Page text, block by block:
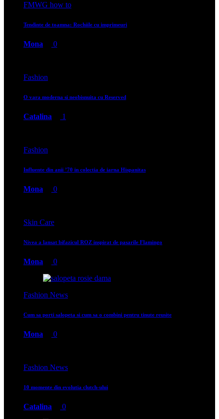
FMWG how to
Tendinte de toamna: Rochiile cu imprimeuri
Mona 0
Fashion
O vara moderna si neobisnuita cu Reserved
Catalina 1
Fashion
Influente din anii ’70 in colectia de iarna Hispanitas
Mona 0
Skin Care
Nivea a lansat bifazicul ROZ inspirat de pasarile Flamingo
Mona 0
Fashion News
Cum sa porti salopeta si cum sa o combini pentru tinute reusite
Mona 0
Fashion News
10 momente din evolutia clutch-ului
Catalina 0